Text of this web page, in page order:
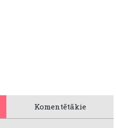
Komentētākie